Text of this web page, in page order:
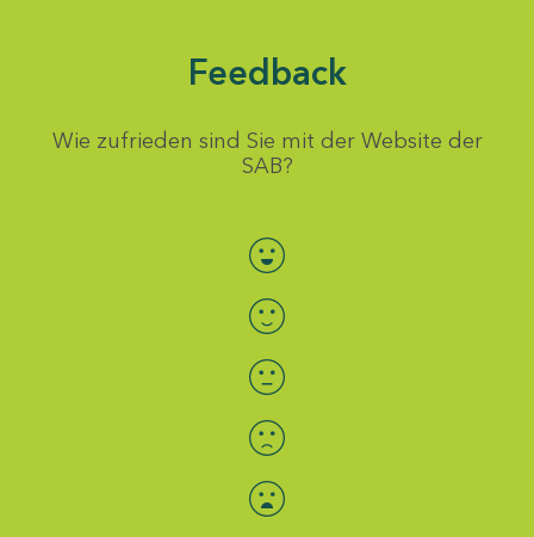
Feedback
Wie zufrieden sind Sie mit der Website der
SAB?
Bewertung auswählen